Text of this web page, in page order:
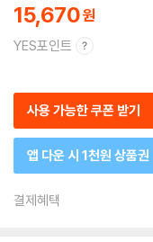
15,670
YES포인트
사용 가능한 쿠폰 받기
앱 다운 시 1천원 상품권
결제혜택